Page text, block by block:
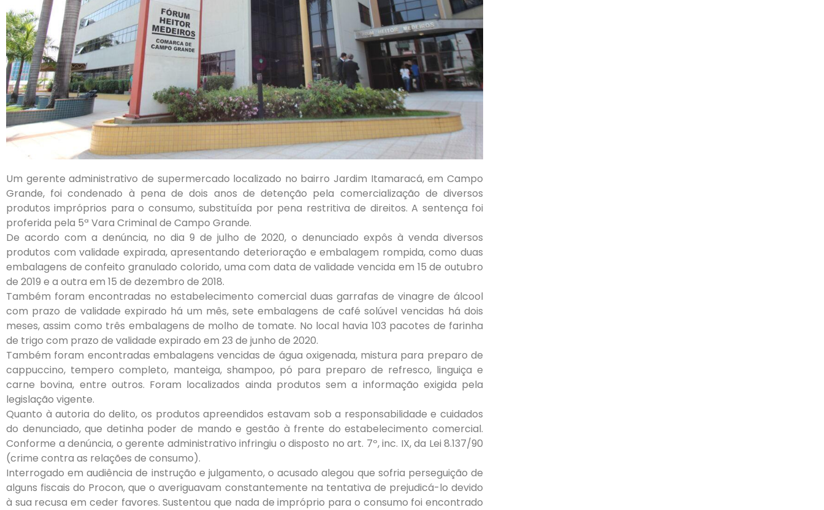
Um gerente administrativo de supermercado localizado no bairro Jardim Itamaracá, em Campo
Grande, foi condenado à pena de dois anos de detenção pela comercialização de diversos
produtos impróprios para o consumo, substituída por pena restritiva de direitos. A sentença foi
proferida pela 5ª Vara Criminal de Campo Grande.
De acordo com a denúncia, no dia 9 de julho de 2020, o denunciado expôs à venda diversos
produtos com validade expirada, apresentando deterioração e embalagem rompida, como duas
embalagens de confeito granulado colorido, uma com data de validade vencida em 15 de outubro
de 2019 e a outra em 15 de dezembro de 2018.
Também foram encontradas no estabelecimento comercial duas garrafas de vinagre de álcool
com prazo de validade expirado há um mês, sete embalagens de café solúvel vencidas há dois
meses, assim como três embalagens de molho de tomate. No local havia 103 pacotes de farinha
de trigo com prazo de validade expirado em 23 de junho de 2020.
Também foram encontradas embalagens vencidas de água oxigenada, mistura para preparo de
cappuccino, tempero completo, manteiga, shampoo, pó para preparo de refresco, linguiça e
carne bovina, entre outros. Foram localizados ainda produtos sem a informação exigida pela
legislação vigente.
Quanto à autoria do delito, os produtos apreendidos estavam sob a responsabilidade e cuidados
do denunciado, que detinha poder de mando e gestão à frente do estabelecimento comercial.
Conforme a denúncia, o gerente administrativo infringiu o disposto no art. 7º, inc. IX, da Lei 8.137/90
(crime contra as relações de consumo).
Interrogado em audiência de instrução e julgamento, o acusado alegou que sofria perseguição de
alguns fiscais do Procon, que o averiguavam constantemente na tentativa de prejudicá-lo devido
à sua recusa em ceder favores. Sustentou que nada de impróprio para o consumo foi encontrado